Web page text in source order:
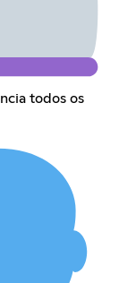
todos os